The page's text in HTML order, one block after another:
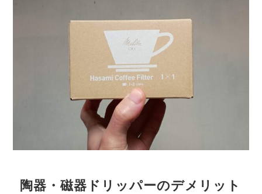
陶器・磁器ドリッパーのデメリット